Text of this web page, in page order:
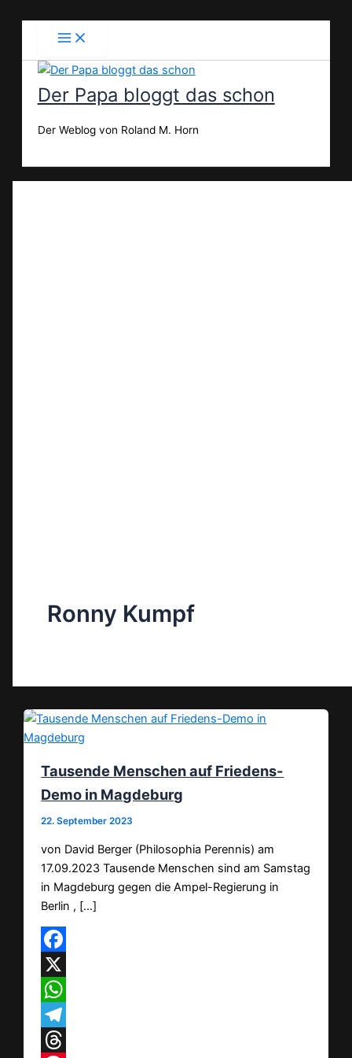
Der Papa bloggt das schon
Der Weblog von Roland M. Horn
Ronny Kumpf
Tausende Menschen auf Friedens-
Demo in Magdeburg
22. September 2023
von David Berger (Philosophia Perennis) am
17.09.2023 Tausende Menschen sind am Samstag
in Magdeburg gegen die Ampel-Regierung in
Berlin , […]
Facebook
X
WhatsApp
Telegram